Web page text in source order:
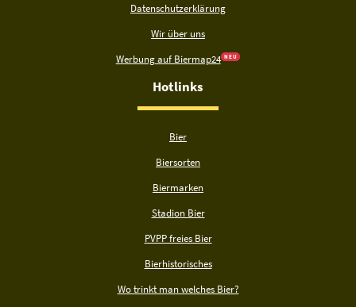
Datenschutzerklärung
Wir über uns
Werbung auf Biermap24 N E U
Hotlinks
Bier
Biersorten
Biermarken
Stadion Bier
PVPP freies Bier
Bierhistorisches
Wo trinkt man welches Bier?